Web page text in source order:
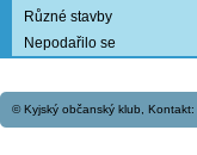
Různé stavby
Nepodařilo se
© Kyjský občanský klub, Kontakt: